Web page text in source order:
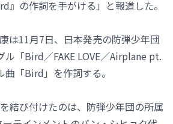
』の作詞を手がける」と報道した。
は11月7日、日本発売の防弾少年団
ル「Bird／FAKE LOVE／Airplane pt.
「Bird」を作詞する。
結び付けたのは、防弾少年団の所属